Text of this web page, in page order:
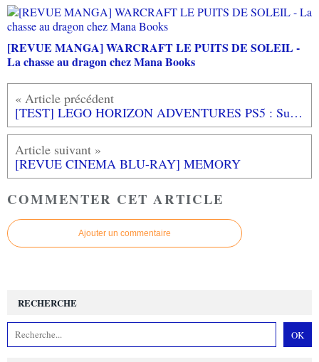
[REVUE MANGA] WARCRAFT LE PUITS DE SOLEIL -
La chasse au dragon chez Mana Books
[TEST] LEGO HORIZON ADVENTURES PS5 : Surtout pour les fans d'Aloy
[REVUE CINEMA BLU-RAY] MEMORY
COMMENTER CET ARTICLE
Ajouter un commentaire
RECHERCHE